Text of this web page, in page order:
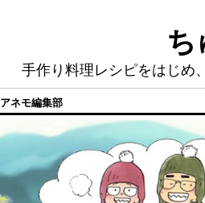
手作り料理レシピをはじめ
アネモ編集部